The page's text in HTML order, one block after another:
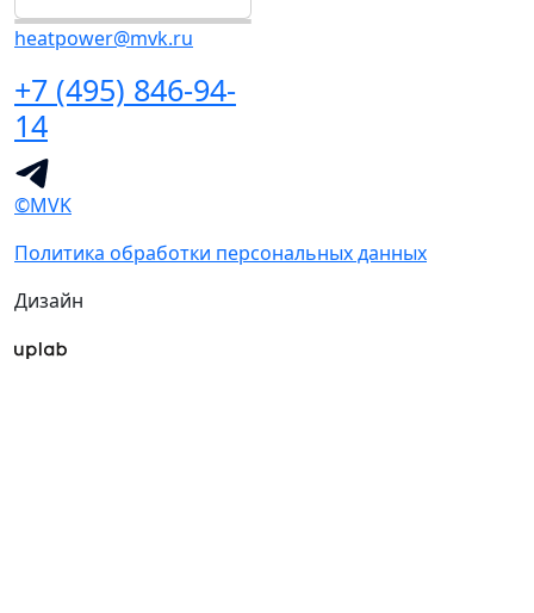
heatpower@mvk.ru
+7 (495) 846-94-
14
©MVK
Политика обработки персональных данных
Дизайн